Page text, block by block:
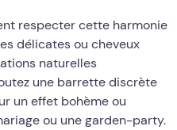
respecter cette harmonie
délicates ou cheveux
naturelles
une barrette discrète
un effet bohème ou
ou une garden-party.